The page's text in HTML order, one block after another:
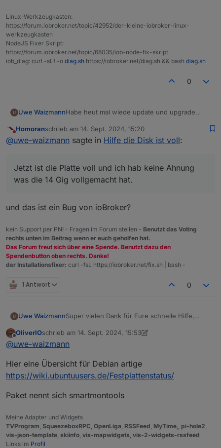
Linux-Werkzeugkasten:
https://forum.iobroker.net/topic/42952/der-kleine-iobroker-linux-
werkzeugkasten
NodeJS Fixer Skript:
https://forum.iobroker.net/topic/68035/iob-node-fix-skript
iob_diag: curl -sLf -o diag.sh https://iobroker.net/diag.sh && bash diag.sh
0
Uwe WaizmannHabe heut mal wiede update und upgrade
Jetzt ist die Platte voll und ich hab keine
Ahnung was die 14 Gig vollgemacht hat.
$ df -h
Dateisystem    Gr▒▒e Benutzt Verf.
tmpfs           3,9G       0  3,9G    0%
tmpfs           1,6G    1,3M  1,6G
pi@whome:/var/lib $ sudo ncdu /
ncdu 1.15.1 ~ Use the arrow keys to
--- /
    3,4 GiB [#####     ] /usr
    2,0 GiB [###       ] /home
   50,2 MiB [          ] /boot
   26,1 MiB [          ] /root
    7,2 MiB [          ] /etc
    1,2 MiB [          ] /run
   72,0 KiB [          ] /tmp
    8,0 KiB [          ] /media
    0,0   B [          ] /sys
    0,0   B [          ] /dev
@   0,0   B [          ]  sbin
@   0,0   B [          ]  bin
Wie kann ich herrausfinden was gelöscht
Plattform
linux
linux
Architektur
arm
CPUs
4
RAM
System-Betriebszeit
00:34:24
v20.17.0 (Empfohlene Version v18.20.4)
time
1726324410818
timeOffset
-120
10.8.2
Anzahl der Adapter
0
Nicht stören
Homoranschrieb am 14. Sept. 2024, 15:20
zuletzt editiert von
@uwe-waizmann sagte in Hilfe die Disk ist voll:
Jetzt ist die Platte voll und ich hab keine Ahnung
was die 14 Gig vollgemacht hat.
und das ist ein Bug von ioBroker?
kein Support per PN! - Fragen im Forum stellen - Benutzt das Voting
rechts unten im Beitrag wenn er euch geholfen hat.
Das Forum freut sich über eine Spende. Benutzt dazu den
Spendenbutton oben rechts. Danke!
der Installationsfixer: curl -fsL https://iobroker.net/fix.sh | bash -
1 Antwort 0
Uwe WaizmannSuper vielen Dank für Eure schnelle Hilfe,
Gibt es einen kleinen Leitfaden wie man
schnell und einfach ein neues System
Ist schon eine nette Weile her als ich das das
letzte mal gemacht habe.
OliverIOschrieb am 14. Sept. 2024, 15:53
zuletzt editiert von OliverIO
@uwe-waizmann
Hier eine Übersicht für Debian artige
https://wiki.ubuntuusers.de/Festplattenstatus/
Paket nennt sich smartmontools
Meine Adapter und Widgets
TVProgram SqueezeboxRPC OpenLiga RSSFeed MyTime pi-hole2
vis-json-template skiinfo vis-mapwidgets vis-2-widgets-rssfeed
Links im Profil